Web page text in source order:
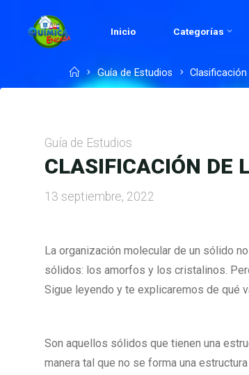
CASA.COM
Inicio Categorías
HomeGuía de Estudios
Guía de Estudios
CLASIFICACIÓN DE
13 septiembre, 2022
La organización molecular de un sólido
sólidos: los amorfos y los cristalinos.
Sigue leyendo y te explicaremos de qué
Son aquellos sólidos que tienen una
manera tal que no se forma una